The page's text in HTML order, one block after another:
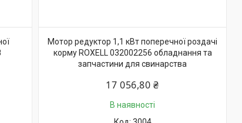
Мотор редуктор 1,1 кВт поперечної роздачі
корму ROXELL 032002256 обладнання та
запчастини для свинарства
17 056,80 ₴
В наявності